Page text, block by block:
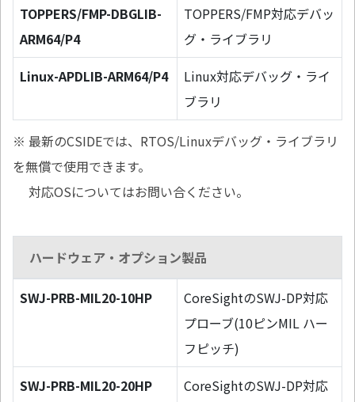
TOPPERS/FMP-DBGLIB-
ARM64/P4
TOPPERS/FMP対応デバッ
グ・ライブラリ
Linux-APDLIB-ARM64/P4
Linux対応デバッグ・ライ
ブラリ
※ 最新のCSIDEでは、RTOS/Linuxデバッグ・ライブラリ
を無償で使用できます。
対応OSについてはお問い合ください。
ハードウェア・オプション製品
SWJ-PRB-MIL20-10HP
CoreSightのSWJ-DP対応
プローブ(10ピンMIL ハー
フピッチ)
SWJ-PRB-MIL20-20HP
CoreSightのSWJ-DP対応